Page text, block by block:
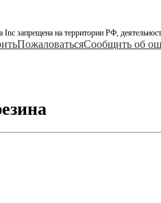
запрещена на территории РФ,
ПожаловатьсяСообщить об